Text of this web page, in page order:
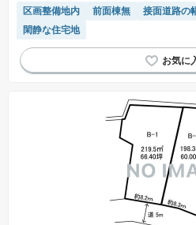
区画整備地内 前面棟無 接面道路の
閑静な住宅地